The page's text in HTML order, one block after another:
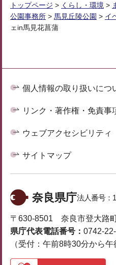
トップページ > くらし・環境 >
公園事務所 > 馬見丘陵公園 > イ
ェin馬見花菖蒲
個人情報の取り扱いにつ
リンク・著作権・免責事
ウェブアクセシビリティ
サイトマップ
奈良県庁法人番号：
〒630-8501 奈良市登大路
県庁代表電話番号： 0742-
（受付：午前8時30分から午